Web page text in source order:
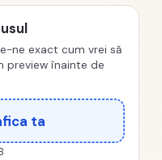
ne exact cum vrei să
preview înainte de
ta